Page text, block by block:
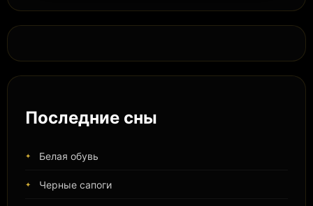
Последние сны
Белая обувь
Черные сапоги